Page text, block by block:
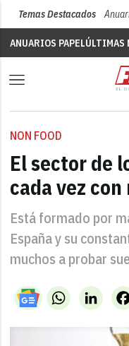
Temas Destacados
ANUARIOS PAPELÚLTIMAS
NON FOOD
El sector de
cada vez
Está formado por
España y su
muchos a probar
WhatsApp